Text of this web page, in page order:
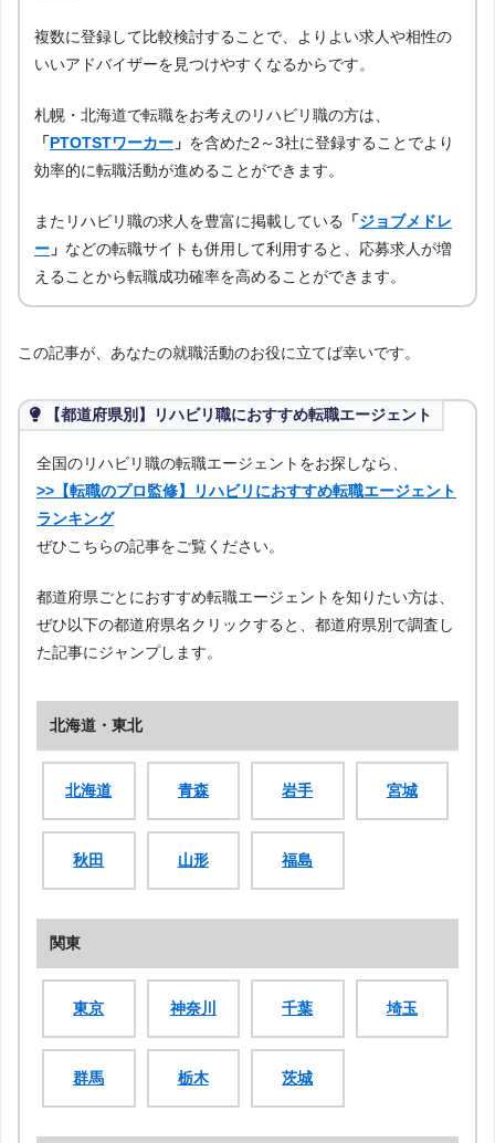
複数に登録して比較検討することで、よりよい求人や相性の
いいアドバイザーを見つけやすくなるからです。
札幌・北海道で転職をお考えのリハビリ職の方は、
「PTOTSTワーカー 」 を含めた2～3社に登録することでより
効率的に転職活動が進めることができます。
またリハビリ職の求人を豊富に掲載している 「ジョブメドレ
ー 」 などの転職サイトも併用して利用すると、応募求人が増
えることから転職成功確率を高めることができます。
この記事が、あなたの就職活動のお役に立てば幸いです。
【都道府県別】リハビリ職におすすめ転職エージェント
全国のリハビリ職の転職エージェントをお探しなら、
>>【転職のプロ監修】リハビリにおすすめ転職エージェント
ランキング
ぜひこちらの記事をご覧ください。
都道府県ごとにおすすめ転職エージェントを知りたい方は、
ぜひ以下の都道府県名クリックすると、都道府県別で調査し
た記事にジャンプします。
北海道・東北
北海道 青森 岩手 宮城
秋田 山形 福島
関東
東京 神奈川 千葉 埼玉
群馬 栃木 茨城